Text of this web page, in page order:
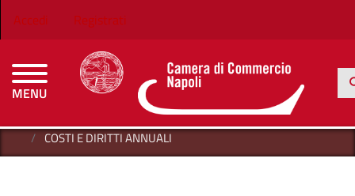
Menu profilo utente
Accedi Registrati
MENU
CAMERE DI COMMERCIO D'ITALIA
REGISTRO IMPRESE E ALBI
AREA AMBIENTE
COSTI E DIRITTI ANNUALI